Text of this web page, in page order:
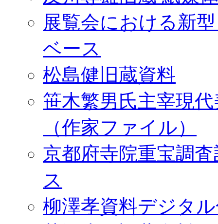
展覧会における新
ベース
松島健旧蔵資料
笹木繁男氏主宰現
（作家ファイル）
京都府寺院重宝調
ス
柳澤孝資料デジタ